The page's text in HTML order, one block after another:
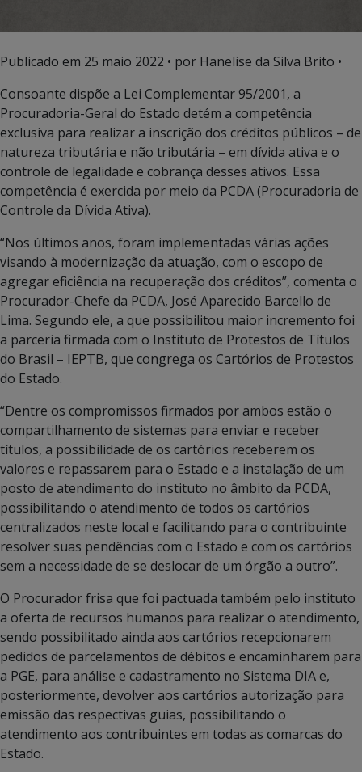
Publicado em 25 maio 2022 • por Hanelise da Silva Brito •
Consoante dispõe a Lei Complementar 95/2001, a
Procuradoria-Geral do Estado detém a competência
exclusiva para realizar a inscrição dos créditos públicos – de
natureza tributária e não tributária – em dívida ativa e o
controle de legalidade e cobrança desses ativos. Essa
competência é exercida por meio da PCDA (Procuradoria de
Controle da Dívida Ativa).
“Nos últimos anos, foram implementadas várias ações
visando à modernização da atuação, com o escopo de
agregar eficiência na recuperação dos créditos”, comenta o
Procurador-Chefe da PCDA, José Aparecido Barcello de
Lima. Segundo ele, a que possibilitou maior incremento foi
a parceria firmada com o Instituto de Protestos de Títulos
do Brasil – IEPTB, que congrega os Cartórios de Protestos
do Estado.
“Dentre os compromissos firmados por ambos estão o
compartilhamento de sistemas para enviar e receber
títulos, a possibilidade de os cartórios receberem os
valores e repassarem para o Estado e a instalação de um
posto de atendimento do instituto no âmbito da PCDA,
possibilitando o atendimento de todos os cartórios
centralizados neste local e facilitando para o contribuinte
resolver suas pendências com o Estado e com os cartórios
sem a necessidade de se deslocar de um órgão a outro”.
O Procurador frisa que foi pactuada também pelo instituto
a oferta de recursos humanos para realizar o atendimento,
sendo possibilitado ainda aos cartórios recepcionarem
pedidos de parcelamentos de débitos e encaminharem para
a PGE, para análise e cadastramento no Sistema DIA e,
posteriormente, devolver aos cartórios autorização para
emissão das respectivas guias, possibilitando o
atendimento aos contribuintes em todas as comarcas do
Estado.